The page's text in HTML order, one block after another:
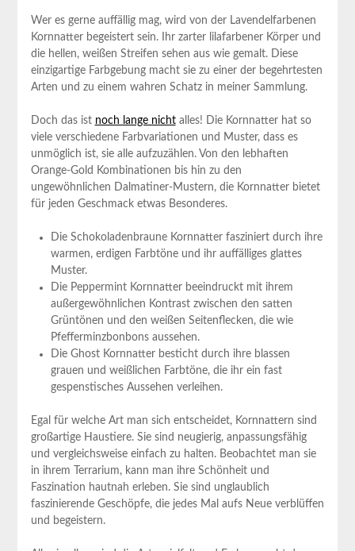
Wer es gerne auffällig mag, wird von der Lavendelfarbenen
Kornnatter begeistert sein. Ihr zarter lilafarbener Körper und
die hellen, weißen Streifen sehen aus wie gemalt. Diese
einzigartige Farbgebung macht sie zu einer der begehrtesten
Arten und zu einem wahren Schatz in meiner Sammlung.
Doch das ist noch lange nichtalles! Die Kornnatter hat so
viele verschiedene Farbvariationen und Muster, dass es
unmöglich ist, sie alle aufzuzählen. Von den lebhaften
Orange-Gold Kombinationen bis hin zu den
ungewöhnlichen Dalmatiner-Mustern, die Kornnatter bietet
für jeden Geschmack etwas Besonderes.
Die Schokoladenbraune Kornnatter fasziniert durch ihre
warmen, erdigen Farbtöne und ihr auffälliges glattes
Muster.
Die Peppermint Kornnatter beeindruckt mit ihrem
außergewöhnlichen Kontrast zwischen den satten
Grüntönen und den weißen Seitenflecken, die wie
Pfefferminzbonbons aussehen.
Die Ghost Kornnatter besticht durch ihre blassen
grauen und weißlichen Farbtöne, die ihr ein fast
gespenstisches Aussehen verleihen.
Egal für welche Art man sich entscheidet, Kornnattern sind
großartige Haustiere. Sie sind neugierig, anpassungsfähig
und vergleichsweise einfach zu halten. Beobachtet man sie
in ihrem Terrarium, kann man ihre Schönheit und
Faszination hautnah erleben. Sie sind unglaublich
faszinierende Geschöpfe, die jedes Mal aufs Neue verblüffen
und begeistern.